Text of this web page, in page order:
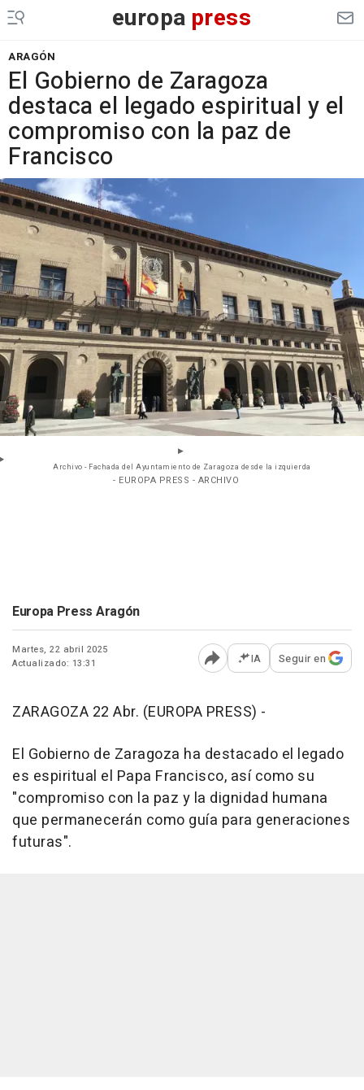
europa press
ARAGÓN
El Gobierno de Zaragoza
destaca el legado espiritual y el
compromiso con la paz de
Francisco
Archivo - Fachada del Ayuntamiento de Zaragoza desde la izquierda
- EUROPA PRESS - ARCHIVO
Europa Press Aragón
Martes, 22 abril 2025
Actualizado: 13:31
Abrir opciones para
IA Seguir en
ZARAGOZA 22 Abr. (EUROPA PRESS) -
El Gobierno de Zaragoza ha destacado el legado
es espiritual el Papa Francisco, así como su
"compromiso con la paz y la dignidad humana
que permanecerán como guía para generaciones
futuras".